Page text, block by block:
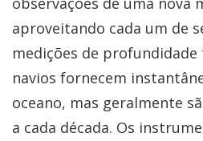
aproveitando cada um de
medições de
navios fornecem
oceano, mas geralmente
a cada década. Os